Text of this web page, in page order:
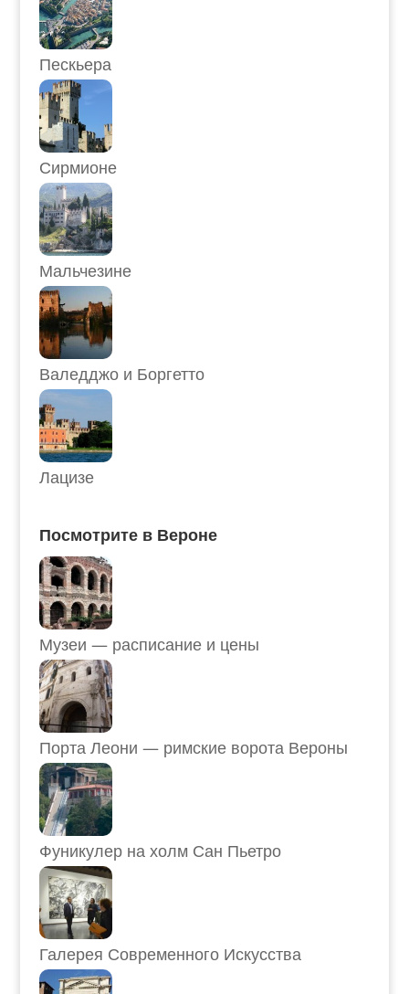
Пескьера
Сирмионе
Мальчезине
Валедджо и Боргетто
Лацизе
Посмотрите в Вероне
Музеи — расписание и цены
Порта Леони — римские ворота Вероны
Фуникулер на холм Сан Пьетро
Галерея Современного Искусства